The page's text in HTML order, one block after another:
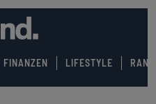
FINANZEN LIFESTYLE